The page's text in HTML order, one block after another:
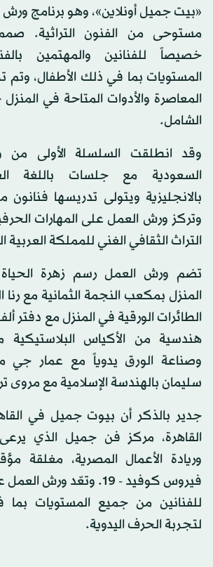
«بيت جميل أونلاين»، وهو برنامج ورش
مستوحى من الفنون التراثية.
خصيصاً للفنانين والمهتمين
المستويات بما في ذلك الأطفال، وتم
المعاصرة والأدوات المتاحة في
الشامل.
وقد انطلقت السلسلة الأولى
السعودية مع جلسات باللغة
بالانجليزية ويتولى تدريسها
وتركز ورش العمل على المهارات
التراث الثقافي الغني للمملكة العربية
تضم ورش العمل رسم زهرة الحياة
المنزل بمكعب النجمة الثمانية مع
الطائرات الورقية في المنزل مع دفتر
هندسية من الأكياس
وصناعة الورق يدوياً مع عمار جي
سليمان بالهندسة الإسلامية مع مروى
جدير بالذكر أن بيوت جميل في
القاهرة، مركز فن جميل الذي يرعى
وريادة الأعمال المصرية، مغلقة
فيروس كوفيد - 19. وتعّد
للفنانين من جميع المستويات
لتجربة الحرف اليدوية.